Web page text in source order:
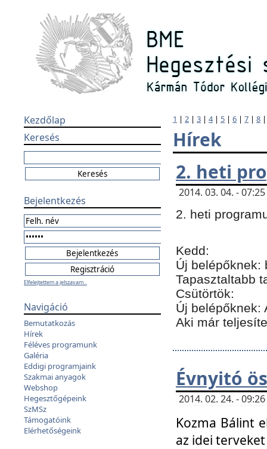
Kezdőlap
Keresés
Bejelentkezés
Elfelejtettem a jelszavam...
Navigáció
Bemutatkozás
Hírek
Féléves programunk
Galéria
Eddigi programjaink
Szakmai anyagok
Webshop
Hegesztőgépeink
SzMSz
Támogatóink
Elérhetőségeink
1 | 2 | 3 | 4| 5 | 6 | 7 | 8
Hírek
2. heti
2014. 03. 04. -
2. heti
Kedd:
Új belépőknek:
Tapasztaltabb
Csütörtök:
Új belépőknek:
Aki már
Évnyitó
2014. 02. 24. -
Kozma Bálint
az idei